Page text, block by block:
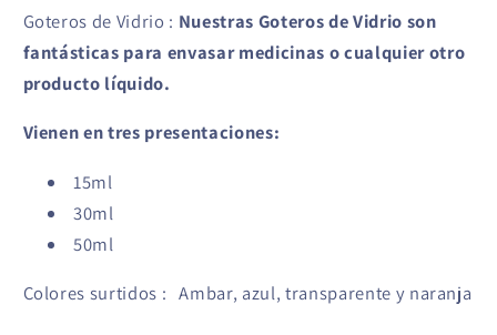
Goteros de Vidrio : Nuestras Goteros de Vidrio son
fantásticas para envasar medicinas o cualquier otro
producto líquido.
Vienen en tres presentaciones:
15ml
30ml
50ml
Colores surtidos : Ambar, azul, transparente y naranja